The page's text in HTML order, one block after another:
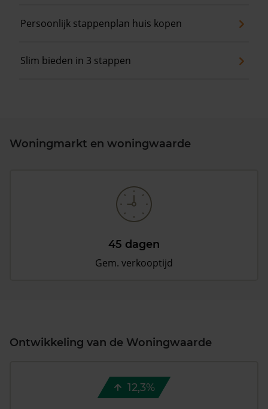
Persoonlijk stappenplan huis kopen
Slim bieden in 3 stappen
Woningmarkt en woningwaarde
45 dagen
Gem. verkooptijd
Ontwikkeling van de Woningwaarde
12,3%